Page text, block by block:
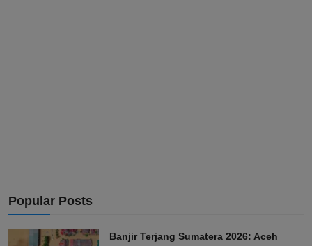
Popular Posts
Banjir Terjang Sumatera 2026: Aceh